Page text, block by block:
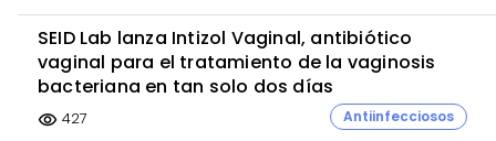
SEID Lab lanza Intizol Vaginal, antibiótico
vaginal para el tratamiento de la vaginosis
bacteriana en tan solo dos días
visibility 427 Antiinfecciosos